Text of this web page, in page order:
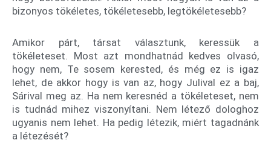
bizonyos tökéletes, tökéletesebb, legtökéletesebb?
Amikor párt, társat választunk, keressük a
tökéleteset. Most azt mondhatnád kedves olvasó,
hogy nem, Te sosem kerested, és még ez is igaz
lehet, de akkor hogy is van az, hogy Julival ez a baj,
Sárival meg az. Ha nem keresnéd a tökéleteset, nem
is tudnád mihez viszonyítani. Nem létező dologhoz
ugyanis nem lehet. Ha pedig létezik, miért tagadnánk
a létezését?